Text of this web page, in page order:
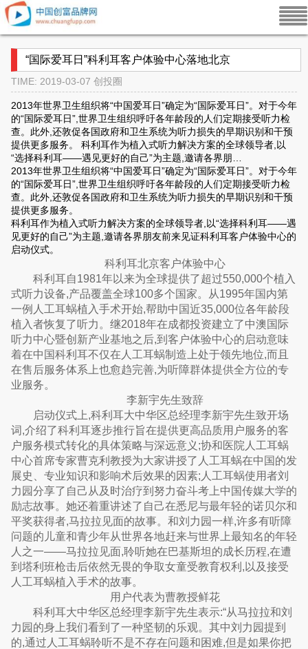
“国际爱耳日”科利耳客户体验中心落地北京
TIME: 2019-03-07 创投圈
2013年世界卫生组织将“中国爱耳日”确定为“国际爱耳日”。对于今年
的“国际爱耳日”,世界卫生组织呼吁各年龄段的人们定期接受听力检
查。此外,还敦促各国政府和卫生系统为听力损失的早期识别和干预
提供更多服务。 科利耳作为植入式听力解决方案的全球领导者,以
“选择科利耳——遇见更好的自己”为主题,邀请各界朋…
2013年世界卫生组织将“中国爱耳日”确定为“国际爱耳日”。对于今年
的“国际爱耳日”,世界卫生组织呼吁各年龄段的人们定期接受听力检
查。此外,还敦促各国政府和卫生系统为听力损失的早期识别和干预
提供更多服务。
科利耳作为植入式听力解决方案的全球领导者,以“选择科利耳——遇
见更好的自己”为主题,邀请各界朋友前来见证科利耳客户体验中心的
启动仪式。
科利耳北京客户体验中心
科利耳自1981年以来为全球提供了超过550,000个植入
式听力设备,产品覆盖全球100多个国家。从1995年国内第
一例人工耳蜗植入手术开始,帮助中国近35,000位各年龄段
植入者恢复了听力。继2018年在成都投资建立了中澳国际
听力中心暨创新产业基地之后,到客户体验中心的启动意味
着在中国科利耳不仅在人工耳蜗制造上处于领先地位,而且
在售后服务体系上也愈趋完善,为听障群体提供全方位的专
业服务。
李新宇先生致辞
启动仪式上,科利耳大中华区总经理李新宇先生致开场
词,介绍了科利耳逐步推行旨在提供更高品质用户服务的客
户服务模式转化的具体策略与深远意义;协和医院人工耳蜗
中心首席专家曹克利教授为大家讲授了人工耳蜗在中国的发
展史、专业知识和影响术后效果的因素;人工耳蜗使用者刘
力园分享了自己从及时治疗到努力奋斗考上中国传媒大学的
励志故事。她还着重讲述了自己在悉尼与最年轻的诺贝尔和
平奖获得者,马拉拉见面的故事。和刘力园一样,许多有听障
问题的儿童和青少年从世界各地赶来与世界上最知名的年轻
人之一——马拉拉见面,聆听她在巴基斯坦的成长历程,在遭
到塔利班枪击后依然无畏的争取女童受教育权利,以及接受
人工耳蜗植入手术的故事。
用户代表为曹教授鲜花
科利耳大中华区总经理李新宇先生表示:“从马拉拉和刘
力园的身上我们看到了一种坚韧的乐观。其中刘力园提到
的,通过人工耳蜗聆听不是不存在问题和困难,但是如果你把